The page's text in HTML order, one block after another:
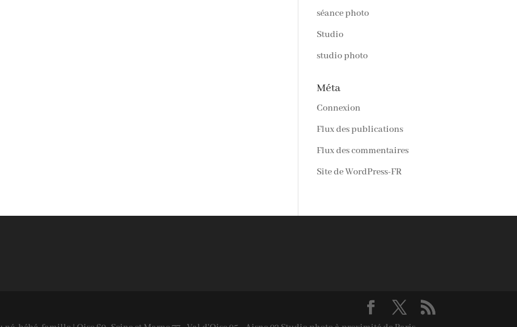
séance photo
Studio
studio photo
Méta
Connexion
Flux des publications
Flux des commentaires
Site de WordPress-FR